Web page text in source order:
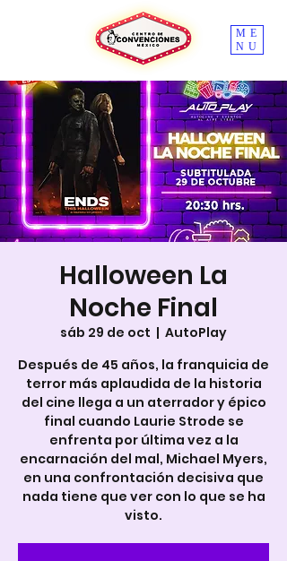
ME
NU
Halloween La
Noche Final
sáb 29 de oct
  |
AutoPlay
Después de 45 años, la franquicia de
terror más aplaudida de la historia
del cine llega a un aterrador y épico
final cuando Laurie Strode se
enfrenta por última vez a la
encarnación del mal, Michael Myers,
en una confrontación decisiva que
nada tiene que ver con lo que se ha
visto.